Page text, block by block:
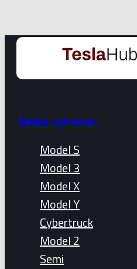
Tesla nyheder
Model S
Model 3
Model X
Model Y
Cybertruck
Model 2
Semi